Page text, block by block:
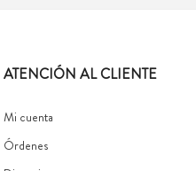
ATENCIÓN AL CLIENTE
Mi cuenta
Órdenes